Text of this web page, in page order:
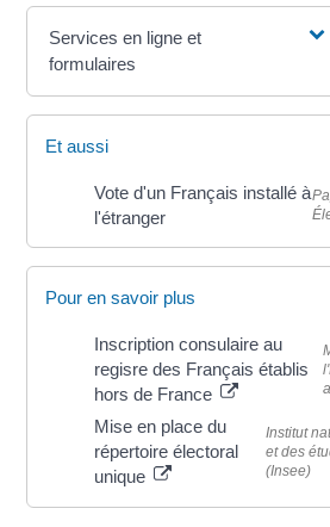
Services en ligne et
formulaires
Et aussi
Vote d'un Français installé à
l'étranger
Pour en savoir plus
Inscription consulaire au
regisre des Français établis
hors de France
Mise en place du
répertoire électoral
unique
Institut
et des
(Insee)